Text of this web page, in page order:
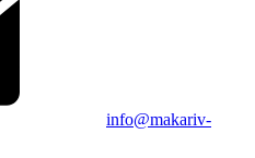
info@makariv-